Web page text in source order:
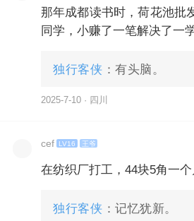
那年成都读书时，荷花池批
同学，小赚了一笔解决了一
独行客侠 ：有头脑。
2025-7-10 · 四川
cef LV16 王爷
在纺织厂打工，44块5角一个
独行客侠 ：记忆犹新。